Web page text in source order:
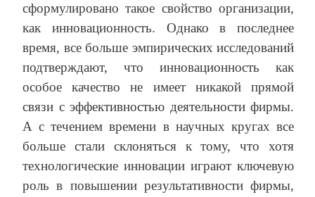
сформулировано такое свойство организации,
как инновационность. Однако в последнее
время, все больше эмпирических исследований
подтверждают, что инновационность как
особое качество не имеет никакой прямой
связи с эффективностью деятельности фирмы.
А с течением времени в научных кругах все
больше стали склоняться к тому, что хотя
технологические инновации играют ключевую
роль в повышении результативности фирмы,